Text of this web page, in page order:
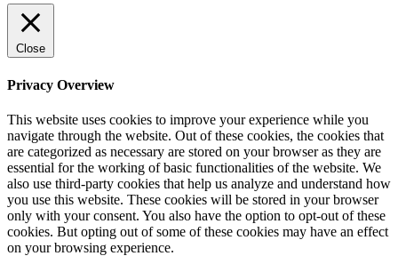
Close
Privacy Overview
This website uses cookies to improve your experience while you
navigate through the website. Out of these cookies, the cookies that
are categorized as necessary are stored on your browser as they are
essential for the working of basic functionalities of the website. We
also use third-party cookies that help us analyze and understand how
you use this website. These cookies will be stored in your browser
only with your consent. You also have the option to opt-out of these
cookies. But opting out of some of these cookies may have an effect
on your browsing experience.